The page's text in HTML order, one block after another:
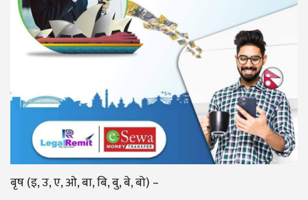
बृष (इ, उ, ए, ओ, बा, बि, बु, बे, बो) –